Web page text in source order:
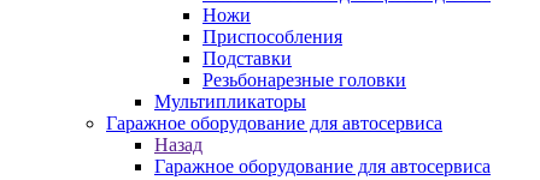
Ножи
Приспособления
Подставки
Резьбонарезные головки
Мультипликаторы
Гаражное оборудование для автосервиса
Назад
Гаражное оборудование для автосервиса